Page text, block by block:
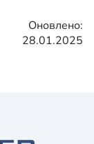
Оновлено:
28.01.2025